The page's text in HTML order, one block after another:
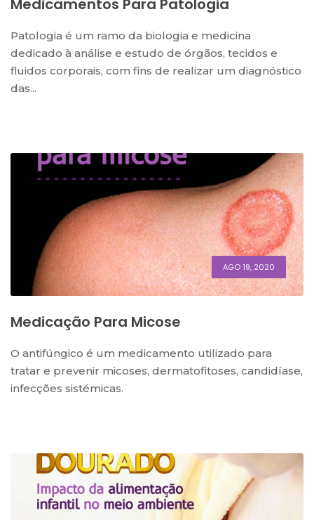
Medicamentos Para Patologia
Patologia é um ramo da biologia e medicina
dedicado à análise e estudo de órgãos, tecidos e
fluidos corporais, com fins de realizar um diagnóstico
das...
AGO 19, 2020
Medicação Para Micose
O antifúngico é um medicamento utilizado para
tratar e prevenir micoses, dermatofitoses, candidíase,
infecções sistémicas.